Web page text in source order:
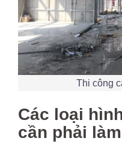
Thi công
Các loại
cần phải